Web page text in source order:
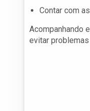
Contar com
Acompanhando
evitar